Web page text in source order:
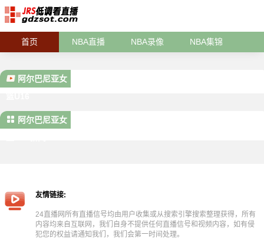
首页 NBA直播 NBA录像 NBA集锦
阿尔巴尼亚女
阿尔巴尼亚女
友情链接:
24直播网所有直播信号均由用户收集或从搜索引擎搜索整理获得，所有
内容均来自互联网，我们自身不提供任何直播信号和视频内容，如有侵
犯您的权益请通知我们，我们会第一时间处理。